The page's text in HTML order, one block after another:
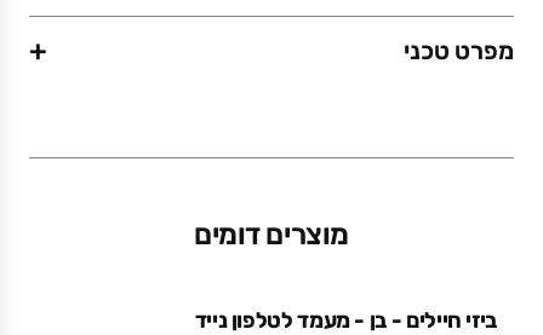
מפרט טכני +
משקל (גרם)
מוצרים דומים
ביזי חיילים - בן - מעמד לטלפון נייד